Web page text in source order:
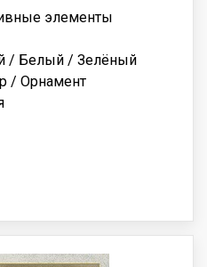
элементы
/ Белый / Зелёный
/ Орнамент